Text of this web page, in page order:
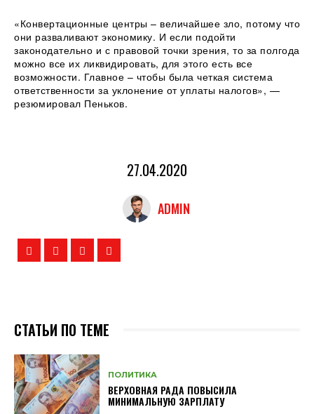
«Конвертационные центры – величайшее зло, потому что
они разваливают экономику. И если подойти
законодательно и с правовой точки зрения, то за полгода
можно все их ликвидировать, для этого есть все
возможности. Главное – чтобы была четкая система
ответственности за уклонение от уплаты налогов», —
резюмировал Пеньков.
27.04.2020
ADMIN
СТАТЬИ ПО ТЕМЕ
ПОЛИТИКА
ВЕРХОВНАЯ РАДА ПОВЫСИЛА
МИНИМАЛЬНУЮ ЗАРПЛАТУ